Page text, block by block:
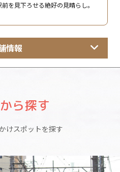
を見下ろせる絶好の見晴らし。
情報
ら探す
けスポットを探す